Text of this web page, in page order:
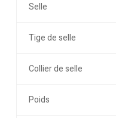
Selle
Tige de selle
Collier de selle
Poids